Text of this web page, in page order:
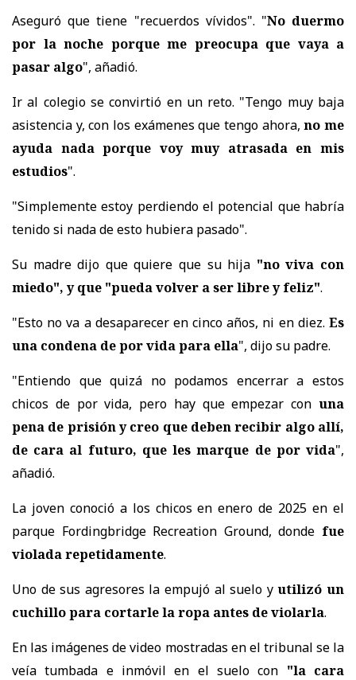
Aseguró que tiene "recuerdos vívidos". "No duermo
por la noche porque me preocupa que vaya a
pasar algo", añadió.
Ir al colegio se convirtió en un reto. "Tengo muy baja
asistencia y, con los exámenes que tengo ahora,no me
ayuda nada porque voy muy atrasada en mis
estudios".
"Simplemente estoy perdiendo el potencial que habría
tenido si nada de esto hubiera pasado".
Su madre dijo que quiere que su hija "no viva con
miedo", y que "pueda volver a ser libre y feliz".
"Esto no va a desaparecer en cinco años, ni en diez. Es
una condena de por vida para ella", dijo su padre.
"Entiendo que quizá no podamos encerrar a estos
chicos de por vida, pero hay que empezar con una
pena de prisión y creo que deben recibir algo allí,
de cara al futuro, que les marque de por vida",
añadió.
La joven conoció a los chicos en enero de 2025 en el
parque Fordingbridge Recreation Ground, donde fue
violada repetidamente.
Uno de sus agresores la empujó al suelo yutilizó un
cuchillo para cortarle la ropa antes de violarla.
En las imágenes de video mostradas en el tribunal se la
veía tumbada e inmóvil en el suelo con "la cara